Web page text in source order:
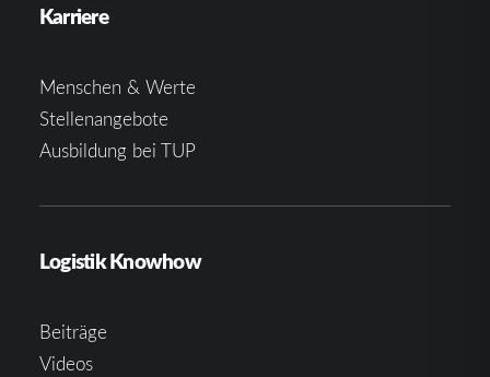
Karriere
Menschen & Werte
Stellenangebote
Ausbildung bei TUP
Logistik Knowhow
Beiträge
Videos